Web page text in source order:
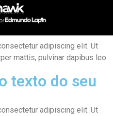
adipiscing elit. Ut
mattis, pulvinar dapibus leo.
texto do seu
adipiscing elit. Ut